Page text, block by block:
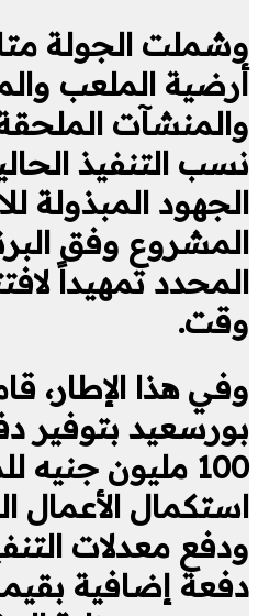
وشملت الجولة
أرضية الملعب
والمنشآت
نسب التنفيذ
الجهود المبذولة
المشروع وفق
المحدد تمهيداً
وقت.
وفي هذا الإطار،
بورسعيد بتوفير
100 مليون
استكمال الأعمال
ودفع معدلات